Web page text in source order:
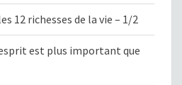
12 richesses de la vie – 1/2
est plus important que